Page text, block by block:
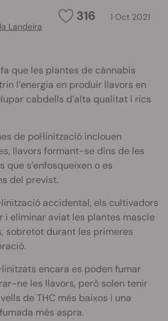
316 1 Oct 2021
Landeira
fa que les plantes de cànnabis
l’energia en produir llavors en
cabdells d’alta qualitat i rics
de pol·linització inclouen
llavors formant-se dins de les
que s’enfosqueixen o es
del previst.
accidental, els cultivadors
i eliminar aviat les plantes mascle
sobretot durant les primeres
encara es poden fumar
ne les llavors, però solen tenir
de THC més baixos i una
més aspra.